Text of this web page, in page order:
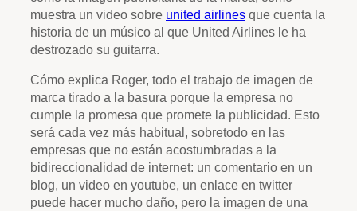
muestra un video sobre united airlines que cuenta la
historia de un músico al que United Airlines le ha
destrozado su guitarra.
Cómo explica Roger, todo el trabajo de imagen de
marca tirado a la basura porque la empresa no
cumple la promesa que promete la publicidad. Esto
será cada vez más habitual, sobretodo en las
empresas que no están acostumbradas a la
bidireccionalidad de internet: un comentario en un
blog, un video en youtube, un enlace en twitter
puede hacer mucho daño, pero la imagen de una